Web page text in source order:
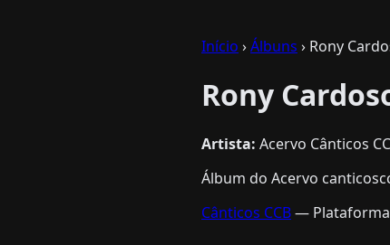
Início ›Álbuns › Rony
Rony
Artista: Acervo Cânticos
Álbum do Acervo
Cânticos CCB— Plataforma